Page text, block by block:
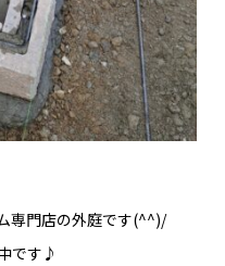
専門店の外庭です(^^)/
です♪